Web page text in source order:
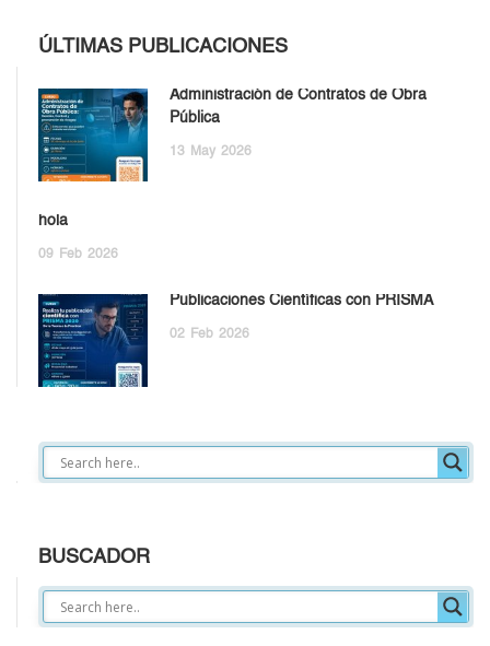
ÚLTIMAS PUBLICACIONES
Administración de Contratos de Obra
Pública
13 May 2026
hola
09 Feb 2026
Publicaciones Científicas con PRISMA
02 Feb 2026
BUSCADOR